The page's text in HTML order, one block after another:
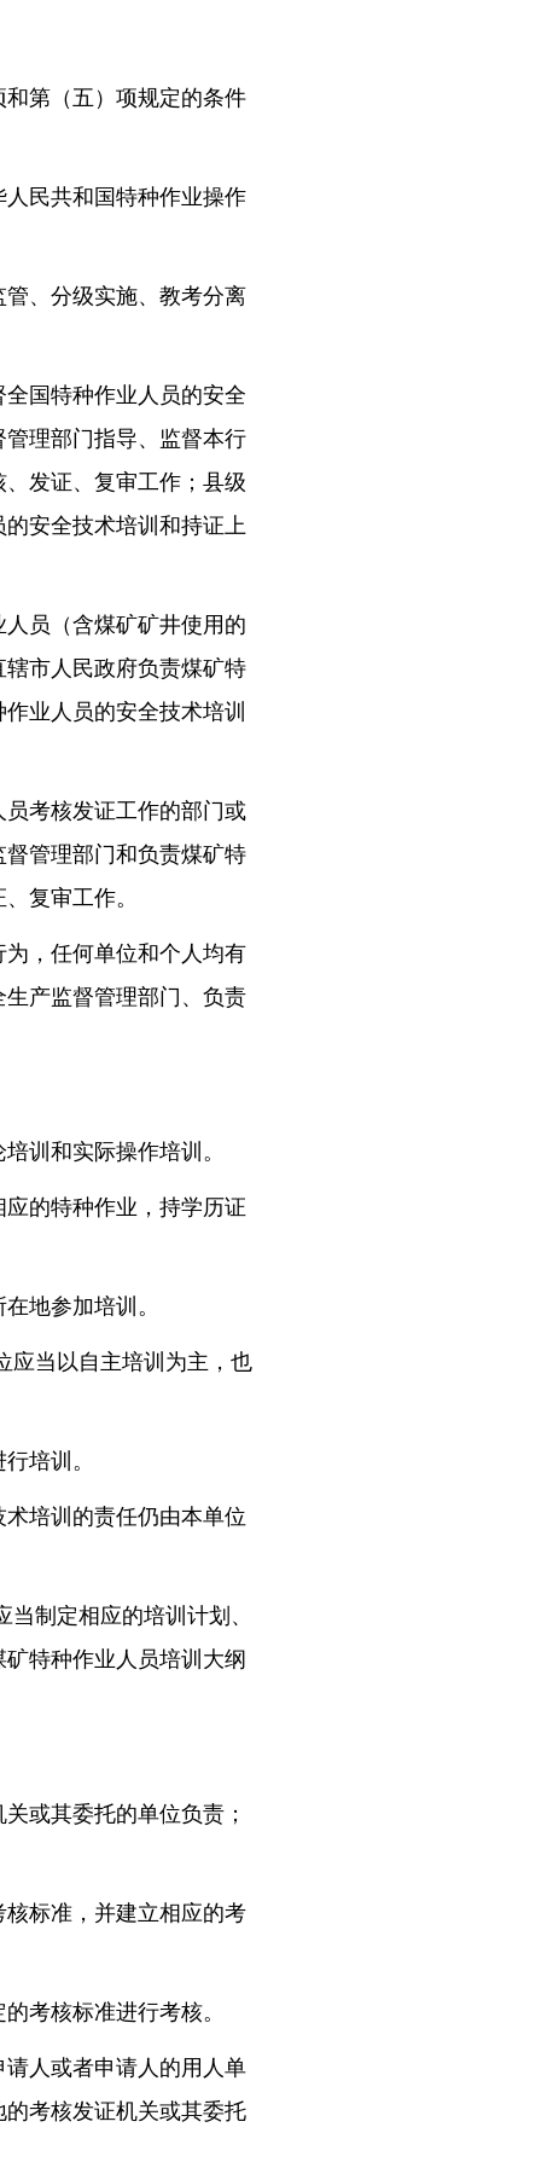
第（五）项规定的条件
民共和国特种作业操作
、分级实施、教考分离
国特种作业人员的安全
理部门指导、监督本行
发证、复审工作；县级
安全技术培训和持证上
员（含煤矿矿井使用的
市人民政府负责煤矿特
业人员的安全技术培训
考核发证工作的部门或
管理部门和负责煤矿特
复审工作。
，任何单位和个人均有
产监督管理部门、负责
训和实际操作培训。
的特种作业，持学历证
地参加培训。
应当以自主培训为主，也
培训。
培训的责任仍由本单位
制定相应的培训计划、
特种作业人员培训大纲
或其委托的单位负责；
标准，并建立相应的考
考核标准进行考核。
人或者申请人的用人单
考核发证机关或其委托